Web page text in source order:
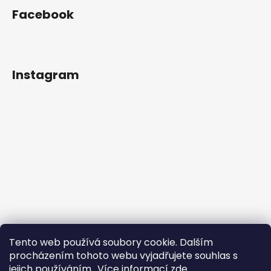
Tento web používá soubory cookie. Dalším
procházením tohoto webu vyjadřujete souhlas s
Facebook
Instagram